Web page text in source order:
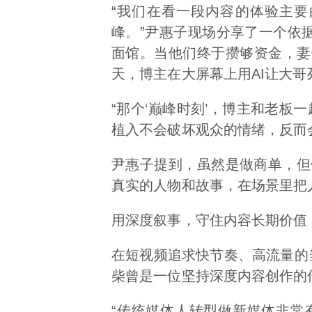
“我们在看一段内容的体验主
峰。”尹惠子现场分享了一个依
面馆。当他们终于攒够资金，
天，博主在大屏幕上用AI让大哥
“那个‘巅峰时刻’，博主和老板
植入不会破坏观众的情绪，反
尹惠子提到，虽然是做商单，
真实的人物和故事，在场景里
用深度叙事，守住内容长期价值
在短视频追求快节奏、高流量
柴曾是一位坚持深度内容创作